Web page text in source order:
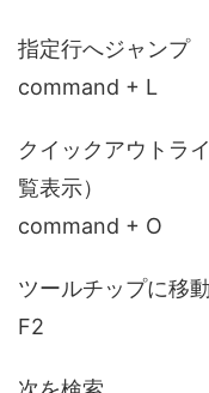
指定行へジャンプ
command + L
クイックアウトラ
覧表示）
command + O
ツールチップに移動
F2